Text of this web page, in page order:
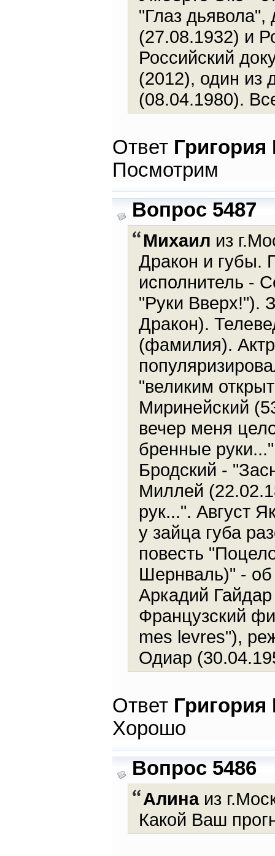
"Глаз
(27.08.1932) и
Российский
(2012), один из
(08.04.1980).
Ответ
Посмотрим
Вопрос 5487
Михаил из
Дракон и губы.
исполнитель -
"Руки Вверх!").
Дракон).
(фамилия).
"великим
Миринейский
вечер меня
бренные
Бродский -
Миллей
рук...". Август
у зайца губа
повесть
Шернваль)" -
Аркадий
Французский
mes levres"),
Одиар
Ответ
Хорошо
Вопрос 5486
Алинаиз
Какой Ваш